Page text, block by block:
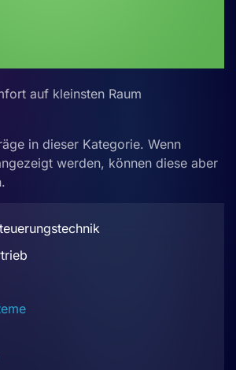
auf kleinsten Raum
in dieser Kategorie. Wenn
werden, können diese aber